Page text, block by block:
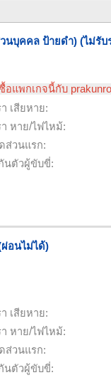
นบุคคล ป้ายดำ) (ไม่รั
แพกเกจนี้กับ
า เสียหาย:
า หาย/ไฟไหม้:
ส่วนแรก:
นตัวผู้ขับขี่:
อนไม่ได้)
า เสียหาย:
า หาย/ไฟไหม้:
ส่วนแรก:
นตัวผู้ขับขี่: